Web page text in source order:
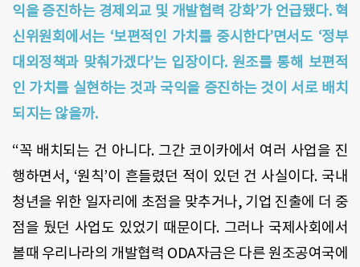
익을 증진하는 경제외교 및 개발협력 강화’가 언급됐다. 혁
신위원회에서는 ‘보편적인 가치를 중시한다’면서도 ‘정부
대외정책과 맞춰가겠다’는 입장이다. 원조를 통해 보편적
인 가치를 실현하는 것과 국익을 증진하는 것이 서로 배치
되지는 않을까.
“꼭 배치되는 건 아니다. 그간 코이카에서 여러 사업을 진
행하면서, ‘원칙’이 흔들렸던 적이 있던 건 사실이다. 국내
청년을 위한 일자리에 초점을 맞추거나, 기업 진출에 더 중
점을 뒀던 사업도 있었기 때문이다. 그러나 국제사회에서
볼때 우리나라의 개발협력 ODA자금은 다른 원조공여국에